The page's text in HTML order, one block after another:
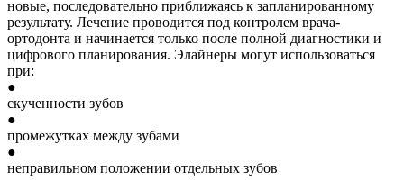
новые, последовательно приближаясь к запланированному
результату. Лечение проводится под контролем врача-
ортодонта и начинается только после полной диагностики и
цифрового планирования. Элайнеры могут использоваться
при:
●
скученности зубов
●
промежутках между зубами
●
неправильном положении отдельных зубов